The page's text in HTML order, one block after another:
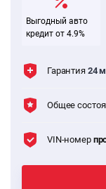
Выгодный авто
кредит от 4.9%
Гарантия 24
Общее
VIN-номер